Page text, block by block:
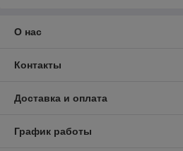
О нас
Контакты
Доставка и оплата
График работы